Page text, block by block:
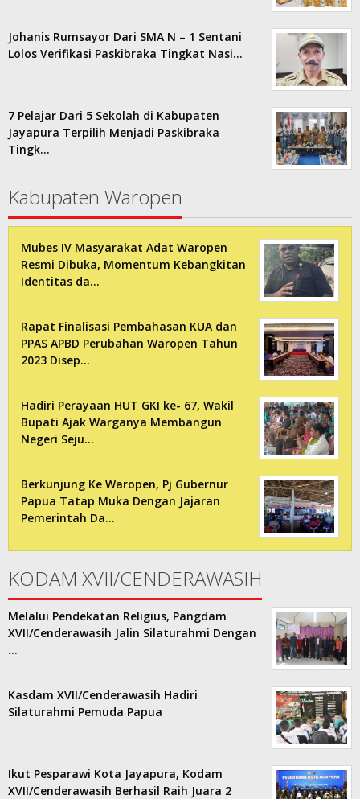
Johanis Rumsayor Dari SMA N – 1 Sentani
Lolos Verifikasi Paskibraka Tingkat Nasi…
7 Pelajar Dari 5 Sekolah di Kabupaten
Jayapura Terpilih Menjadi Paskibraka
Tingk…
Kabupaten Waropen
Mubes IV Masyarakat Adat Waropen
Resmi Dibuka, Momentum Kebangkitan
Identitas da…
Rapat Finalisasi Pembahasan KUA dan
PPAS APBD Perubahan Waropen Tahun
2023 Disep…
Hadiri Perayaan HUT GKI ke- 67, Wakil
Bupati Ajak Warganya Membangun
Negeri Seju…
Berkunjung Ke Waropen, Pj Gubernur
Papua Tatap Muka Dengan Jajaran
Pemerintah Da…
KODAM XVII/CENDERAWASIH
Melalui Pendekatan Religius, Pangdam
XVII/Cenderawasih Jalin Silaturahmi Dengan
…
Kasdam XVII/Cenderawasih Hadiri
Silaturahmi Pemuda Papua
Ikut Pesparawi Kota Jayapura, Kodam
XVII/Cenderawasih Berhasil Raih Juara 2